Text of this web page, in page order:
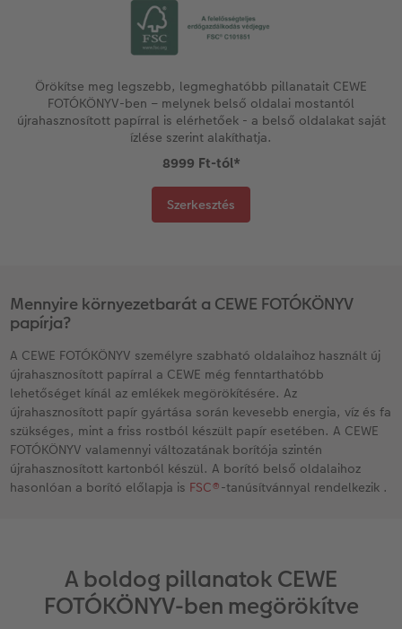
Kiegészítők
CEWE myPhotos
XXL Retró fotó
Kiegészítők
CEWE myPhotos
CEWE myPhotos
Örökítse meg legszebb, legmeghatóbb pillanatait CEWE
FOTÓKÖNYV-ben – melynek belső oldalai mostantól
újrahasznosított papírral is elérhetőek - a belső oldalakat saját
ízlése szerint alakíthatja.
8999 Ft-tól*
Szerkesztés
Mennyire környezetbarát a CEWE FOTÓKÖNYV
papírja?
A CEWE FOTÓKÖNYV személyre szabható oldalaihoz használt új
újrahasznosított papírral a CEWE még fenntarthatóbb
lehetőséget kínál az emlékek megörökítésére. Az
újrahasznosított papír gyártása során kevesebb energia, víz és fa
szükséges, mint a friss rostból készült papír esetében. A CEWE
FOTÓKÖNYV valamennyi változatának borítója szintén
újrahasznosított kartonból készül. A borító belső oldalaihoz
hasonlóan a borító előlapja is FSC®-tanúsítvánnyal rendelkezik .
A boldog pillanatok CEWE
FOTÓKÖNYV-ben megörökítve